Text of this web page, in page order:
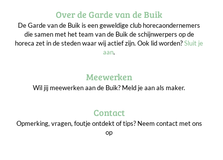
Over de Garde van de Buik
De Garde van de Buik is een geweldige club horecaondernemers
die samen met het team van de Buik de schijnwerpers op de
horeca zet in de steden waar wij actief zijn. Ook lid worden?Sluit je
aan.
Meewerken
Wil jij meewerken aan de Buik? Meld je aan als maker.
Contact
Opmerking, vragen, foutje ontdekt of tips? Neem contact met ons
op